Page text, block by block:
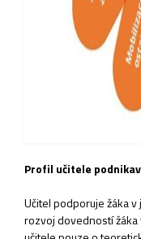
Profil učitele
Učitel podporuje žáka
rozvoj dovedností